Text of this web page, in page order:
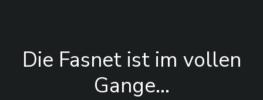
Die Fasnet ist im vollen
Gange…